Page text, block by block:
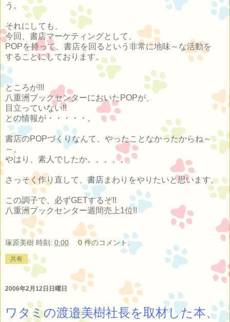
う。
それにしても、
今回、書店マーケティングとして、
POPを持って、書店を回るという非常に地味～な活動を
することにしております。
ところが!!!
八重洲ブックセンターにおいたPOPが、
目立っていない!!
との情報が・・・・・。
書店のPOPづくりなんて、やったことなかったからね～
～。
やはり、素人でしたか。。。。。
さっそく作り直して、書店まわりをやりたいと思います。
この調子で、必ずGETするぞ!!
八重洲ブックセンター週間売上1位!!
塚原美樹 時刻: 0:00 0 件のコメント:
共有
2006年2月12日日曜日
ワタミの渡邉美樹社長を取材した本、